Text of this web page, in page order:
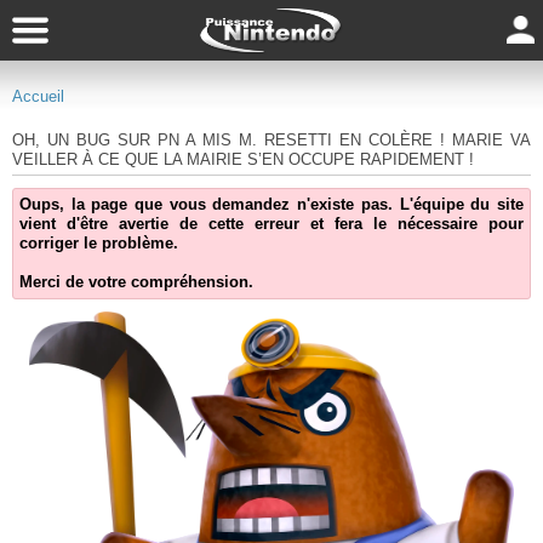
Accueil
OH, UN BUG SUR PN A MIS M. RESETTI EN COLÈRE ! MARIE VA
VEILLER À CE QUE LA MAIRIE S’EN OCCUPE RAPIDEMENT !
Oups, la page que vous demandez n'existe pas. L'équipe du site
vient d'être avertie de cette erreur et fera le nécessaire pour
corriger le problème.
Merci de votre compréhension.